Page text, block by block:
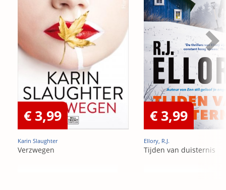
€ 3,99
Karin Slaughter
Verzwegen
€ 3,99
Ellory, R.J.
Tijden van duisternis